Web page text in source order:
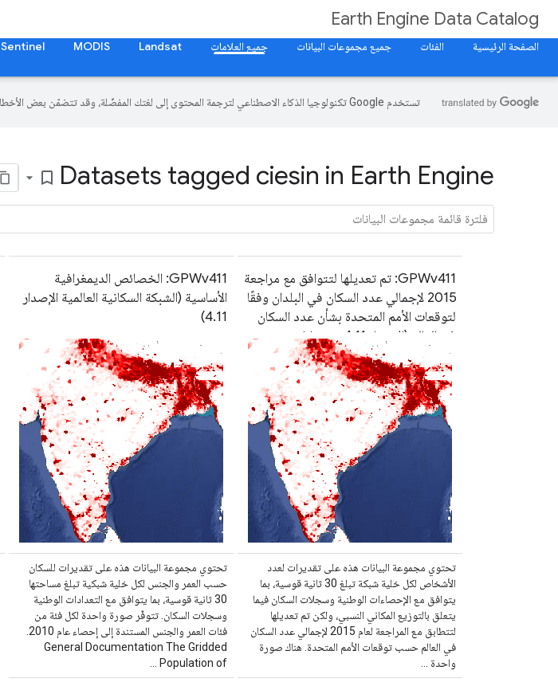
Earth Engine Data Catalog
الصفحة الرئيسية
الفئات جميع مجموعات البيانات جميع العلامات Landsat
MODIS
Sentinel
تستخدم Google تكنولوجيا الذكاء الاصطناعي لترجمة المحتوى إلى لغتك المفضّلة، وقد تتضمّن بعض الأخطاء.
Datasets tagged ciesin in Earth Engine
bookmark_border
GPWv411: تم تعديلها لتتوافق مع مراجعة
2015 لإجمالي عدد السكان في البلدان وفقًا
لتوقعات الأمم المتحدة بشأن عدد السكان
في العالم (الإصدار 4.11 من بيانات
Gridded Population of the World)
تحتوي مجموعة البيانات هذه على تقديرات لعدد
الأشخاص لكل خلية شبكة تبلغ 30 ثانية قوسية، بما
يتوافق مع الإحصاءات الوطنية وسجلات السكان فيما
يتعلق بالتوزيع المكاني النسبي، ولكن تم تعديلها
لتتطابق مع المراجعة لعام 2015 لإجمالي عدد السكان
في العالم حسب توقعات الأمم المتحدة. هناك صورة
واحدة …
GPWv411: الخصائص الديمغرافية
الأساسية (الشبكة السكانية العالمية الإصدار
4.11)
تحتوي مجموعة البيانات هذه على تقديرات للسكان
حسب العمر والجنس لكل خلية شبكية تبلغ مساحتها
30 ثانية قوسية، بما يتوافق مع التعدادات الوطنية
وسجلات السكان. تتوفّر صورة واحدة لكل فئة من
General Documentation The Gridded
Population of …